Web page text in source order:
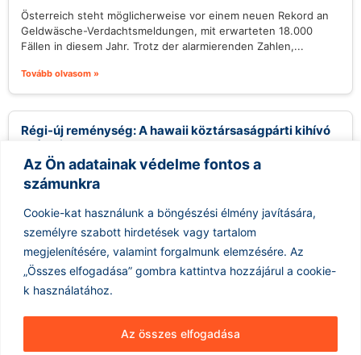
Az Ön adatainak védelme fontos a
számunkra
Cookie-kat használunk a böngészési élmény javítására,
személyre szabott hirdetések vagy tartalom
megjelenítésére, valamint forgalmunk elemzésére. Az
„Összes elfogadása” gombra kattintva hozzájárul a cookie-
k használatához.
Az összes elfogadása
Österreich steht möglicherweise vor einem neuen Rekord an
Geldwäsche-Verdachtsmeldungen, mit erwarteten 18.000
Fällen in diesem Jahr. Trotz der alarmierenden Zahlen,...
Tovább olvasom »
Régi-új reménység: A hawaii köztársaságpárti kihívó
esélyei
2026.08.09.
Gary Cordery, aki egy helyi építőipari vállalkozóból vált
politikussá, megnyerte a Republikánus Párt hawaii kormányzói
jelölését, és most a demokrata...
Tovább olvasom »